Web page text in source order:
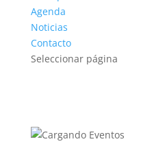
Agenda
Noticias
Contacto
Seleccionar página